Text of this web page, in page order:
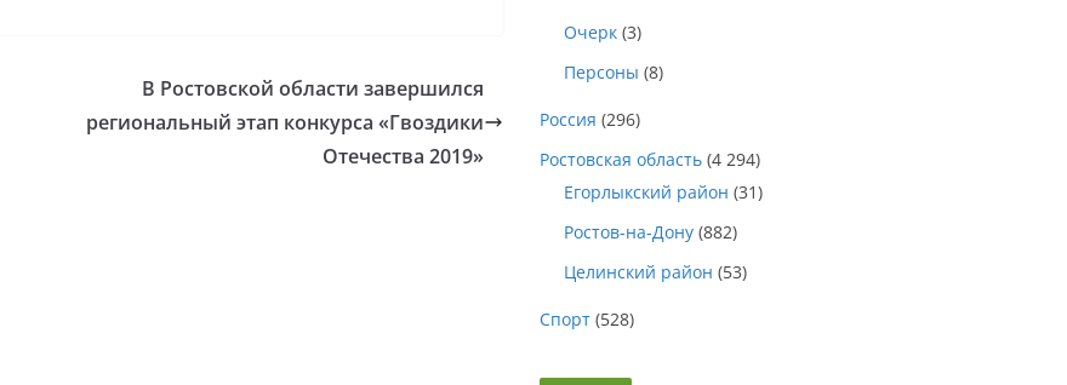
В Ростовской области завершился
региональный этап конкурса «Гвоздики
Отечества 2019»
Очерк (3)
Персоны (8)
Россия (296)
Ростовская область (4 294)
Егорлыкский район (31)
Ростов-на-Дону (882)
Целинский район (53)
Спорт (528)